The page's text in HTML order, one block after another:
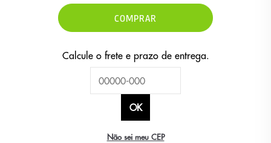
COMPRAR
Não sei meu CEP